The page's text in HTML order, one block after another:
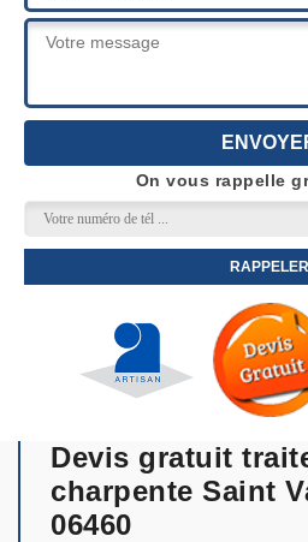
On vous rappelle
Devis gratuit
charpente Saint
06460